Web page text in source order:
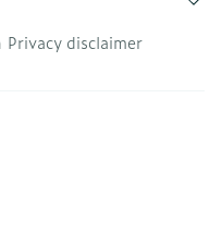
Privacy disclaimer